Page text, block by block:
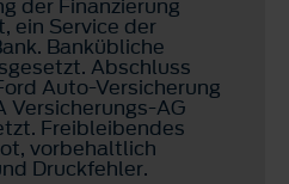
der Finanzierung
ein Service der
Bankübliche
Abschluss
Auto-Versicherung
Versicherungs-AG
Freibleibendes
vorbehaltlich
Druckfehler.